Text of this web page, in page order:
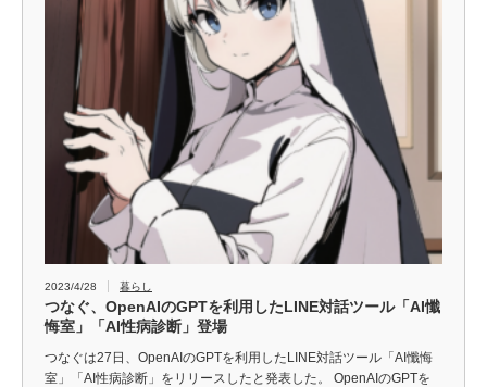
2023/4/28 暮らし
つなぐ、OpenAIのGPTを利用したLINE対話ツール「AI懺
悔室」「AI性病診断」登場
つなぐは27日、OpenAIのGPTを利用したLINE対話ツール「AI懺悔
室」「AI性病診断」をリリースしたと発表した。 OpenAIのGPTを